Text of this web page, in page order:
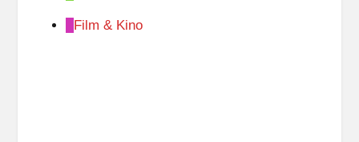
Film & Kino